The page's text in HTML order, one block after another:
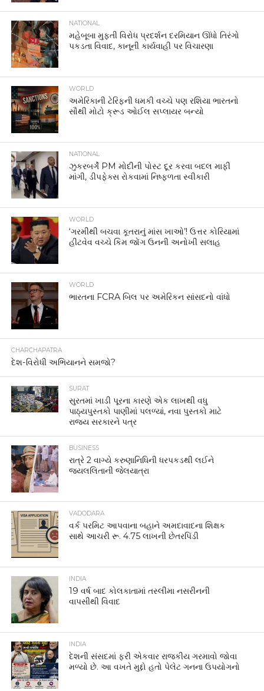
NATIONAL
મહેબૂબા મુફ્તી વિરોધ પ્રદર્શન દરમિયાન ઊંધો તિરંગો
પકડતા વિવાદ, કાનૂની કાર્યવાહી પર વિચારણા
WORLD
અમેરિકાની ટેરિફની ધમકી વચ્ચે પણ રશિયા ભારતનો
સૌથી મોટો ક્રૂડ ઓઈલ સપ્લાયર બન્યો
NATIONAL
ઝુકરબર્ગે PM મોદીની પોસ્ટ દૂર કરવા બદલ માફી
માંગી, ડીપફેક્સ રોકવામાં નિષ્ફળતા સ્વીકારી
WORLD
‘ગરમીથી બચવા કૂતરાનું માંસ ખાઓ’! ઉત્તર કોરિયામાં
હીટવેવ વચ્ચે કિમ જોંગ ઉનની અનોખી સલાહ
WORLD
ભારતના FCRA બિલ પર અમેરિકન સાંસદનો વાંધો
CHARCHAPATRA
દેશ-વિરોધી અભિયાનને સમજો?
SURAT
સુરતમાં ખાડી પૂરના કારણે એક લાખથી વધુ
પાઠ્યપુસ્તકો પાણીમાં પલળ્યાં, નવા પુસ્તકો માટે
રાજ્ય સરકારને પત્ર
BUSINESS
રાત્રે 2 વાગ્યે કરુણાનિધિની ધરપકડથી લઈને
જયલલિતાની જેલયાત્રા
VADODARA
વર્ક પરમિટ આપવાના બહાને અમદાવાદના શિક્ષક
સાથે આચરી રૂ. 4.75 લાખની છેતરપિંડી
INDIA
19 વર્ષ બાદ કોલકાતામાં તસ્લીમા નસરીનની
વાપસીથી વિવાદ
INDIA
દેશની સંસદમાં ફરી એકવાર રાજકીય ગરમાવો જોવા
મળ્યો છે. આ વખતે મુદ્દો હતો પેલેટ ગનના ઉપયોગનો